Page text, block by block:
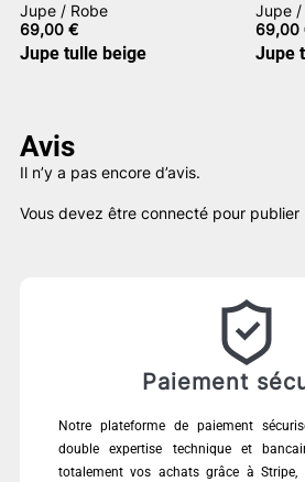
Jupe / Robe
69,00 €
Jupe tulle beige
Jupe /
69,00
Jupe
Avis
Il n’y a pas encore d’avis.
Vous devez être connecté pour publier
Paiement
Notre plateforme de paiement
double expertise technique et
totalement vos achats grâce à